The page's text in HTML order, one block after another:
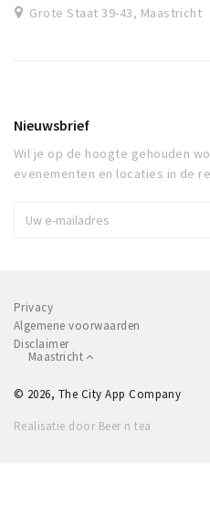
Grote Staat 39-43, Maastricht
Nieuwsbrief
Wil je op de hoogte gehouden
evenementen en locaties in de
Privacy
Algemene voorwaarden
Disclaimer
Maastricht
© 2026, The City App Company
Realisatie door Beer n tea